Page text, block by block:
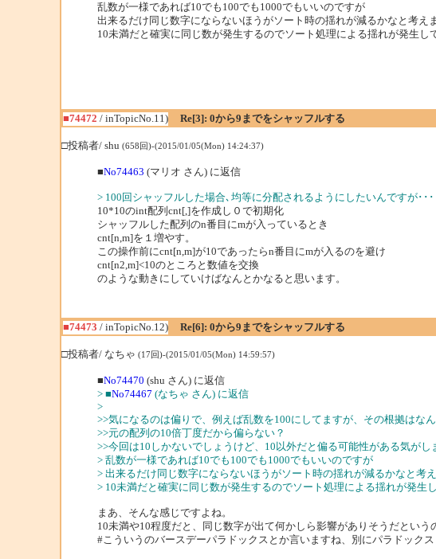
乱数が一様であれば10でも100でも1000でもいいのですが
出来るだけ同じ数字にならないほうがソート時の揺れが減るかなと考え
10未満だと確実に同じ数が発生するのでソート処理による揺れが発生し
■74472 / inTopicNo.11)
Re[3]: 0から9までをシャッフルする
□投稿者/ shu (658回)-(2015/01/05(Mon) 14:24:37)
■No74463 (マリオ さん) に返信
> 100回シャッフルした場合､均等に分配されるようにしたいんですが･･･
10*10のint配列cnt[,]を作成し０で初期化
シャッフルした配列のn番目にmが入っているとき
cnt[n,m]を１増やす。
この操作前にcnt[n,m]が10であったらn番目にmが入るのを避け
cnt[n2,m]<10のところと数値を交換
のような動きにしていけばなんとかなると思います。
■74473 / inTopicNo.12)
Re[6]: 0から9までをシャッフルする
□投稿者/ なちゃ (17回)-(2015/01/05(Mon) 14:59:57)
■No74470 (shu さん) に返信
> ■No74467 (なちゃ さん) に返信
>
>>気になるのは偏りで、例えば乱数を100にしてますが、その根拠はな
>>元の配列の10倍丁度だから偏らない？
>>今回は10しかないでしょうけど、10以外だと偏る可能性がある気が
> 乱数が一様であれば10でも100でも1000でもいいのですが
> 出来るだけ同じ数字にならないほうがソート時の揺れが減るかなと考え
> 10未満だと確実に同じ数が発生するのでソート処理による揺れが発生
まあ、そんな感じですよね。
10未満や10程度だと、同じ数字が出て何かしら影響がありそうだとい
#こういうのバースデーパラドックスとか言いますね、別にパラドック